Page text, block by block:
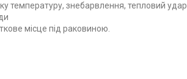
температуру, знебарвлення, тепловий удар
місце під раковиною.